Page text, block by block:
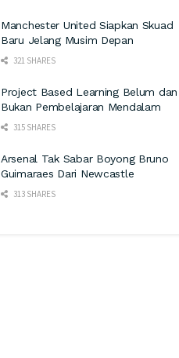
Manchester United Siapkan Skuad
Baru Jelang Musim Depan
321 SHARES
Project Based Learning Belum dan
Bukan Pembelajaran Mendalam
315 SHARES
Arsenal Tak Sabar Boyong Bruno
Guimaraes Dari Newcastle
313 SHARES